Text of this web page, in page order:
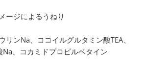
ージによるうねり
ンNa、ココイルグルタミン酸TEA、
、コカミドプロピルベタイン